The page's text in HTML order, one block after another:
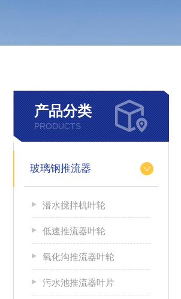
产品分类
PRODUCTS
玻璃钢推流器
潜水搅拌机叶轮
低速推流器叶轮
氧化沟推流器叶轮
污水池推流器叶片